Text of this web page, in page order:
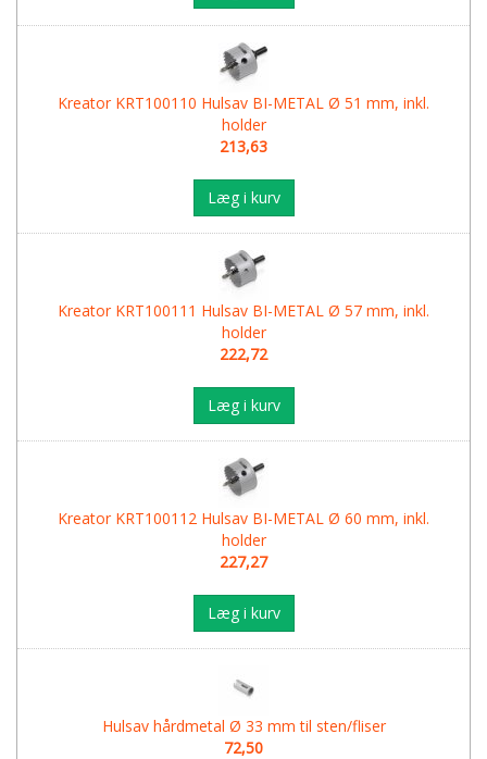
Kreator KRT100110 Hulsav BI-METAL Ø 51 mm, inkl.
holder
213,63
Læg i kurv
Kreator KRT100111 Hulsav BI-METAL Ø 57 mm, inkl.
holder
222,72
Læg i kurv
Kreator KRT100112 Hulsav BI-METAL Ø 60 mm, inkl.
holder
227,27
Læg i kurv
Hulsav hårdmetal Ø 33 mm til sten/fliser
72,50